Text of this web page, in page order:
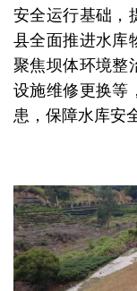
安全运行基础，
县全面推进水库
聚焦坝体环境整
设施维修更换等
患，保障水库安